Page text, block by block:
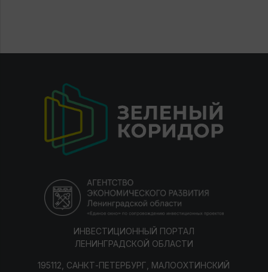
ИНВЕСТИЦИОННЫЙ ПОРТАЛ
ЛЕНИНГРАДСКОЙ ОБЛАСТИ
195112, САНКТ-ПЕТЕРБУРГ, МАЛООХТИНСКИЙ